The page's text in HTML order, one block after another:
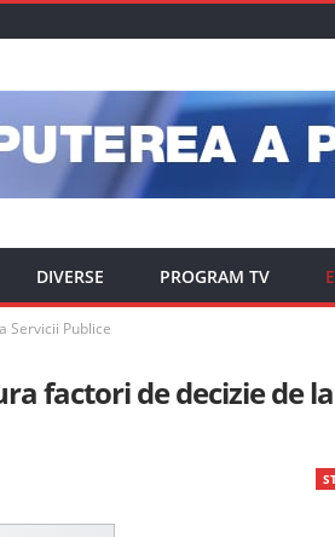
DIVERSE PROGRAM TV
Servicii Publice
factori de decizie de la